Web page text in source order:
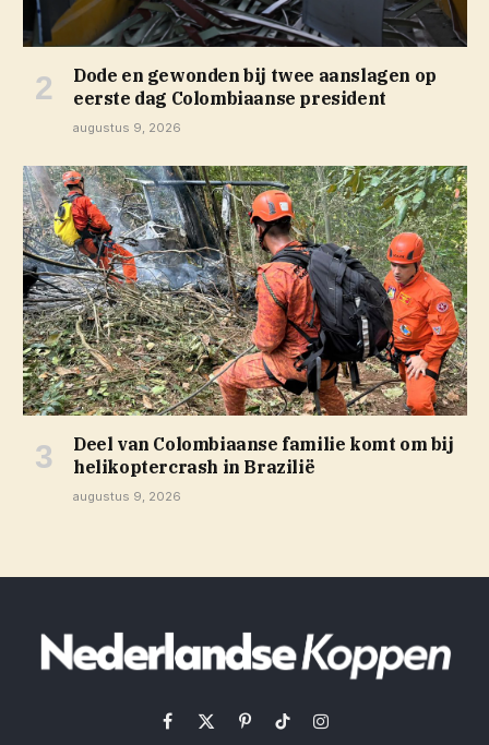
Dode en gewonden bij twee aanslagen op
eerste dag Colombiaanse president
augustus 9, 2026
Deel van Colombiaanse familie komt om bij
helikoptercrash in Brazilië
augustus 9, 2026
Facebook
X PinterestTikTokInstagram